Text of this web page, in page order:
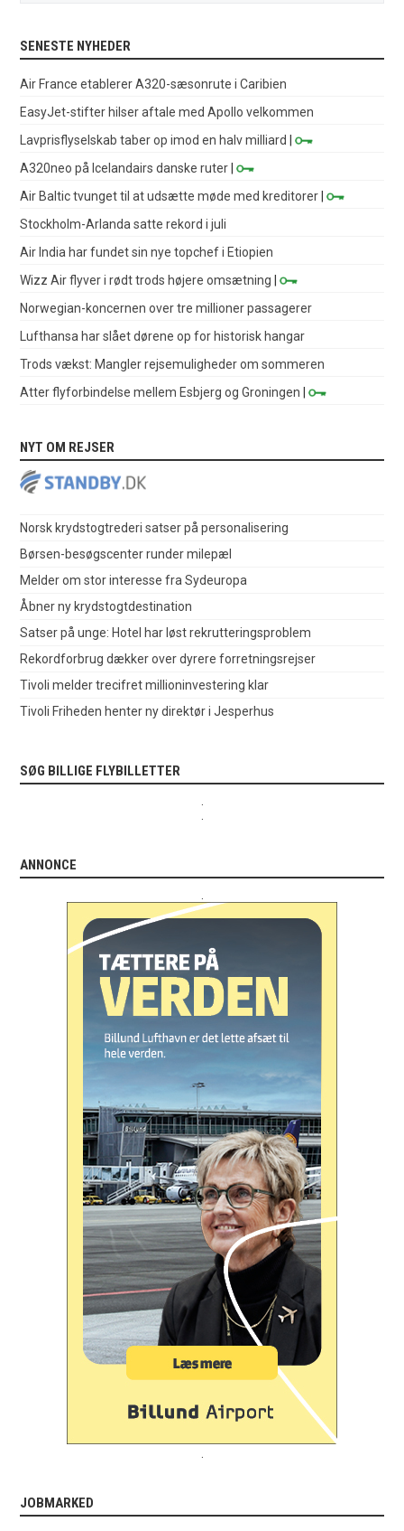
SENESTE NYHEDER
Air France etablerer A320-sæsonrute i Caribien
EasyJet-stifter hilser aftale med Apollo velkommen
Lavprisflyselskab taber op imod en halv milliard
|
A320neo på Icelandairs danske ruter |
Air Baltic tvunget til at udsætte møde med kreditorer |
Stockholm-Arlanda satte rekord i juli
Air India har fundet sin nye topchef i Etiopien
Wizz Air flyver i rødt trods højere omsætning |
Norwegian-koncernen over tre millioner passagerer
Lufthansa har slået dørene op for historisk hangar
Trods vækst: Mangler rejsemuligheder om sommeren
Atter flyforbindelse mellem Esbjerg og Groningen |
NYT OM REJSER
Norsk krydstogtrederi satser på personalisering
Børsen-besøgscenter runder milepæl
Melder om stor interesse fra Sydeuropa
Åbner ny krydstogtdestination
Satser på unge: Hotel har løst rekrutteringsproblem
Rekordforbrug dækker over dyrere forretningsrejser
Tivoli melder trecifret millioninvestering klar
Tivoli Friheden henter ny direktør i Jesperhus
SØG BILLIGE FLYBILLETTER
ANNONCE
JOBMARKED